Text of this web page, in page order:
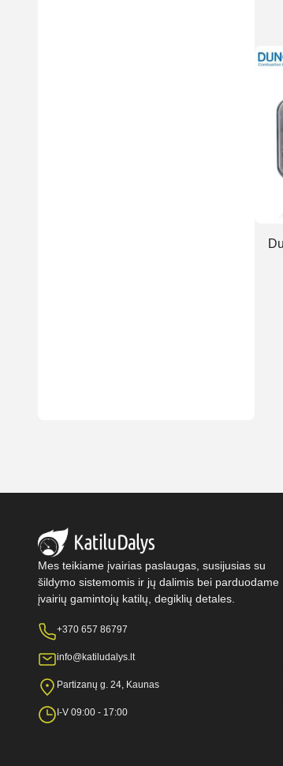
Mes teikiame įvairias paslaugas, susijusias su
šildymo sistemomis ir jų dalimis bei parduodame
įvairių gamintojų katilų, degiklių detales.
+370 657 86797
info@katiludalys.lt
Partizanų g. 24, Kaunas
I-V 09:00 - 17:00